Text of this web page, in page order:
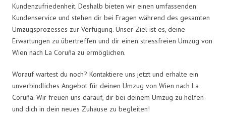
Kundenzufriedenheit. Deshalb bieten wir einen umfassenden
Kundenservice und stehen dir bei Fragen während des gesamten
Umzugsprozesses zur Verfügung. Unser Ziel ist es, deine
Erwartungen zu übertreffen und dir einen stressfreien Umzug von
Wien nach La Coruña zu ermöglichen.
Worauf wartest du noch? Kontaktiere uns jetzt und erhalte ein
unverbindliches Angebot für deinen Umzug von Wien nach La
Coruña. Wir freuen uns darauf, dir bei deinem Umzug zu helfen
und dich in dein neues Zuhause zu begleiten!